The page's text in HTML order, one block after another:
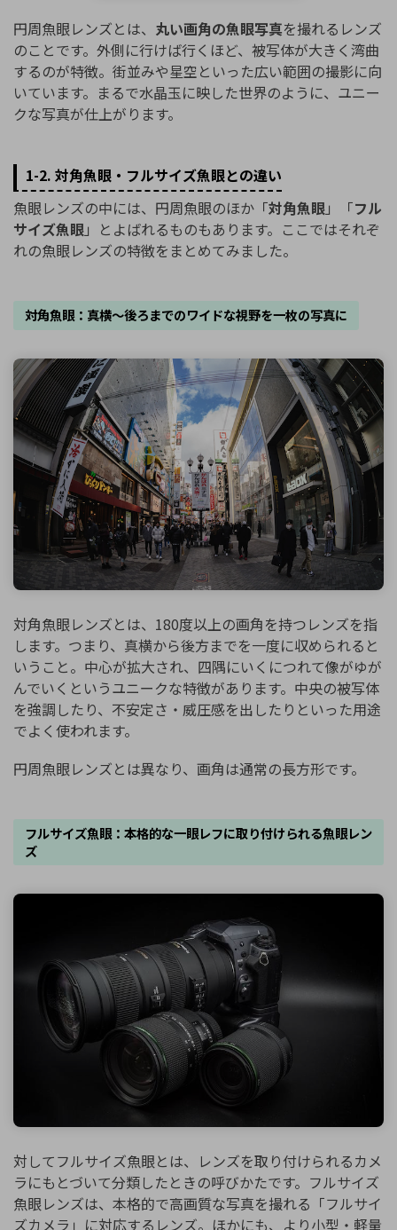
円周魚眼レンズとは、 丸い画角の魚眼写真を撮れるレンズ
のことです。外側に行けば行くほど、被写体が大きく湾曲
するのが特徴。街並みや星空といった広い範囲の撮影に向
いています。まるで水晶玉に映した世界のように、ユニー
クな写真が仕上がります。
1-2. 対角魚眼・フルサイズ魚眼との違い
魚眼レンズの中には、円周魚眼のほか「対角魚眼」「フル
サイズ魚眼」とよばれるものもあります。ここではそれぞ
れの魚眼レンズの特徴をまとめてみました。
対角魚眼：真横〜後ろまでのワイドな視野を一枚の写真に
対角魚眼レンズとは、180度以上の画角を持つレンズを指
します。つまり、真横から後方までを一度に収められると
いうこと。中心が拡大され、四隅にいくにつれて像がゆが
んでいくというユニークな特徴があります。中央の被写体
を強調したり、不安定さ・威圧感を出したりといった用途
でよく使われます。
円周魚眼レンズとは異なり、画角は通常の長方形です。
フルサイズ魚眼：本格的な一眼レフに取り付けられる魚眼レン
ズ
対してフルサイズ魚眼とは、レンズを取り付けられるカメ
ラにもとづいて分類したときの呼びかたです。フルサイズ
魚眼レンズは、本格的で高画質な写真を撮れる「フルサイ
ズカメラ」に対応するレンズ。ほかにも、より小型・軽量